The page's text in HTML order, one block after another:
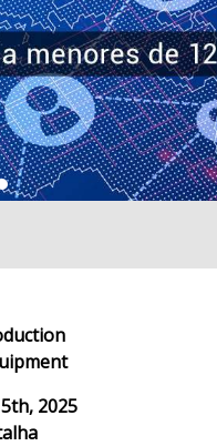
2025